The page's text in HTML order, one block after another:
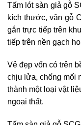
Tấm lót sàn giả gỗ
kích thước, vân gỗ
gắn trực tiếp trên
tiếp trên nền gạch
Vẻ đẹp vốn có trên
chịu lửa, chống mối
thành một loại vật
ngoại thất.